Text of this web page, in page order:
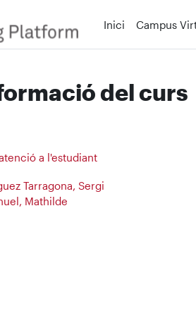
Inici
Campus
del curs
a l'estudiant
Tarragona, Sergi
Mathilde